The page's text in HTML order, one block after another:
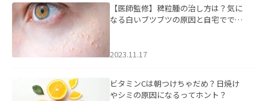
【医師監修】稗粒腫の治し方は？気に
なる白いブツブツの原因と自宅ででき
2023.11.17
ビタミンCは朝つけちゃだめ？日焼け
やシミの原因になるってホント？